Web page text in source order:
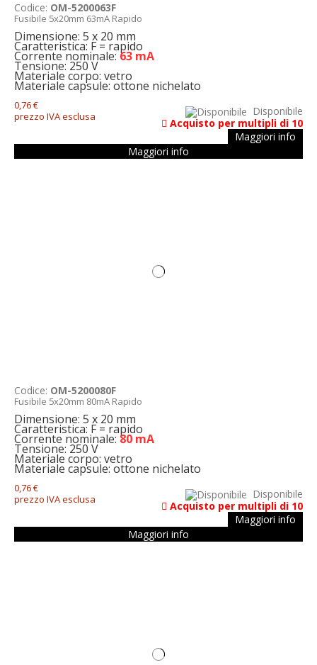
Codice: OM-5200063F
Fusibile 5x20mm 63mA Rapido
Dimensione: 5 x 20 mm
Caratteristica: F = rapido
Corrente nominale: 63 mA
Tensione: 250 V
Materiale corpo: vetro
Materiale capsule: ottone nichelato
0,76 €
prezzo IVA esclusa
Disponibile
Acquisto per multipli di 10
Maggiori info
Maggiori info
Codice: OM-5200080F
Fusibile 5x20mm 80mA Rapido
Dimensione: 5 x 20 mm
Caratteristica: F = rapido
Corrente nominale: 80 mA
Tensione: 250 V
Materiale corpo: vetro
Materiale capsule: ottone nichelato
0,76 €
prezzo IVA esclusa
Disponibile
Acquisto per multipli di 10
Maggiori info
Maggiori info